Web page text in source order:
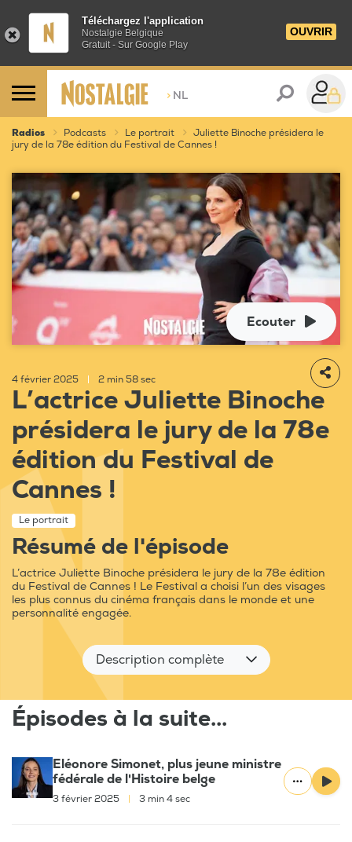
Téléchargez l'application
Nostalgie Belgique
Gratuit - Sur Google Play
OUVRIR
> NL
Radios Podcasts Le portrait
Juliette Binoche présidera le
jury de la 78e édition du Festival de Cannes !
Ecouter
4 février 2025 2 min 58 sec
L’actrice Juliette Binoche
présidera le jury de la 78e
édition du Festival de
Cannes !
Le portrait
Résumé de l'épisode
L’actrice Juliette Binoche présidera le jury de la 78e édition
du Festival de Cannes ! Le Festival a choisi l’un des visages
les plus connus du cinéma français dans le monde et une
personnalité engagée.
Description complète
Épisodes à la suite...
Eléonore Simonet, plus jeune ministre
fédérale de l'Histoire belge
3 février 2025 3 min 4 sec